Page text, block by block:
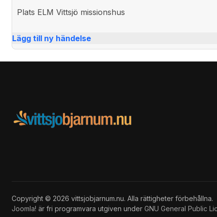
Plats ELM Vittsjö missionshus
Lägg till ny händelse
Copyright © 2026 vittsjobjarnum.nu. Alla rättigheter förbehållna.
Joomla! är fri programvara utgiven under GNU General Public